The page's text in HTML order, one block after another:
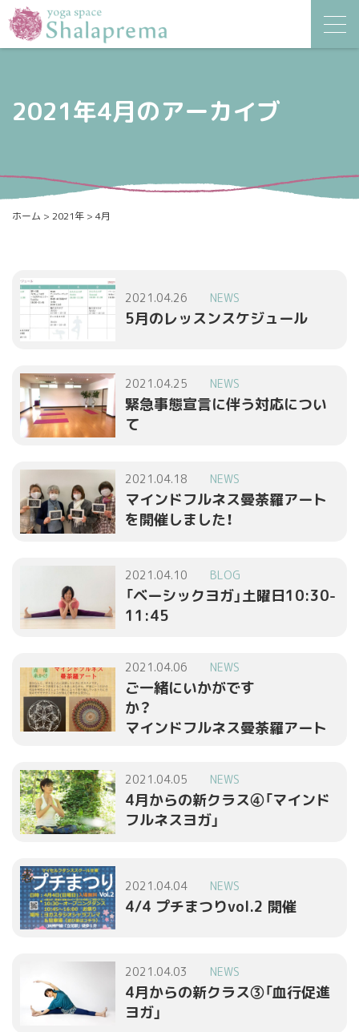
2021年4月のアーカイブ
ホーム > 2021年 > 4月
2021.04.26 NEWS
5月のレッスンスケジュール
2021.04.25 NEWS
緊急事態宣言に伴う対応につい
て
2021.04.18 NEWS
マインドフルネス曼荼羅アート
を開催しました！
2021.04.10 BLOG
「ベーシックヨガ」土曜日10:30-
11:45
2021.04.06 NEWS
ご一緒にいかがです
か？
マインドフルネス曼荼羅アート
2021.04.05 NEWS
4月からの新クラス④「マインド
フルネスヨガ」
2021.04.04 NEWS
4/4 プチまつりvol.2 開催
2021.04.03 NEWS
4月からの新クラス③「血行促進
ヨガ」